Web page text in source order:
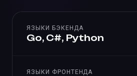
ЯЗЫКИ БЭКЕНДА
Go, C#, Python
ЯЗЫКИ ФРОНТЕНДА